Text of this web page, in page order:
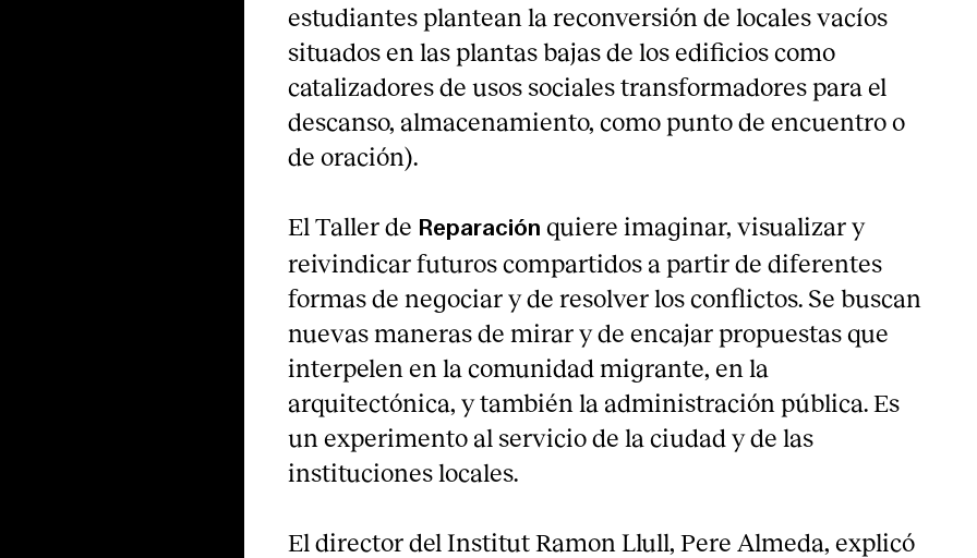
estudiantes plantean la reconversión de locales vacíos
situados en las plantas bajas de los edificios como
catalizadores de usos sociales transformadores para el
descanso, almacenamiento, como punto de encuentro o
de oración).
El Taller de Reparación quiere imaginar, visualizar y
reivindicar futuros compartidos a partir de diferentes
formas de negociar y de resolver los conflictos. Se buscan
nuevas maneras de mirar y de encajar propuestas que
interpelen en la comunidad migrante, en la
arquitectónica, y también la administración pública. Es
un experimento al servicio de la ciudad y de las
instituciones locales.
El director del Institut Ramon Llull, Pere Almeda, explicó